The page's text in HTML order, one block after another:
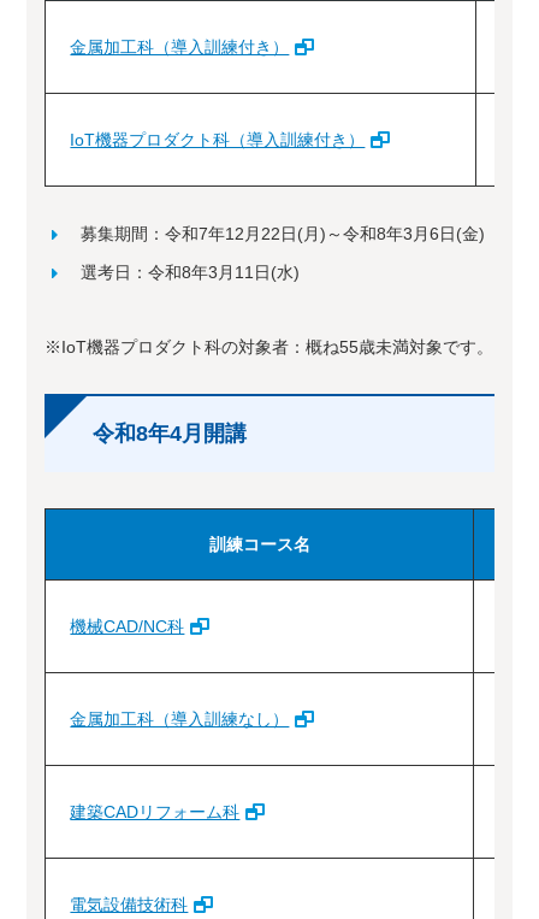
金属加工科（導入訓練付き）
IoT機器プロダクト科（導入訓練付き）
募集期間：令和7年12月22日(月)～令和8年3月6日(金)
選考日：令和8年3月11日(水)
※IoT機器プロダクト科の対象者：概ね55歳未満対象です。
令和8年4月開講
訓練コース名
機械CAD/NC科
金属加工科（導入訓練なし）
建築CADリフォーム科
電気設備技術科